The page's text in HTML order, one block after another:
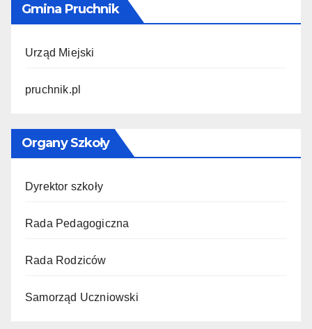
Gmina Pruchnik
Urząd Miejski
pruchnik.pl
Organy Szkoły
Dyrektor szkoły
Rada Pedagogiczna
Rada Rodziców
Samorząd Uczniowski